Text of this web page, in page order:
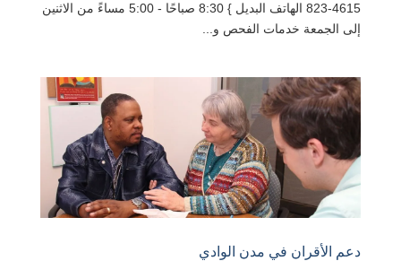
823-4615 الهاتف البديل } 8:30 صباحًا - 5:00 مساءً من الاثنين
إلى الجمعة خدمات الفحص و...
دعم الأقران في مدن الوادي